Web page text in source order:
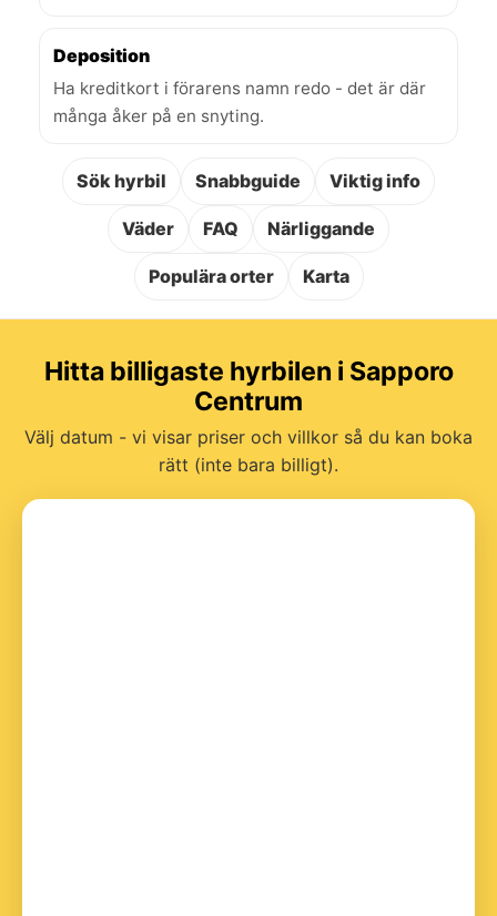
Deposition
Ha kreditkort i förarens namn redo - det är där
många åker på en snyting.
Sök hyrbil Snabbguide Viktig info
Väder FAQ Närliggande
Populära orter Karta
Hitta billigaste hyrbilen i Sapporo
Centrum
Välj datum - vi visar priser och villkor så du kan boka
rätt (inte bara billigt).